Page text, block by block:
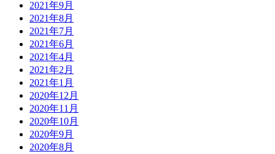
2021年9月
2021年8月
2021年7月
2021年6月
2021年4月
2021年2月
2021年1月
2020年12月
2020年11月
2020年10月
2020年9月
2020年8月